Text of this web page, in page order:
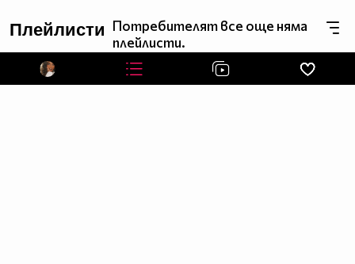
Плейлисти Потребителят все още няма
плейлисти.